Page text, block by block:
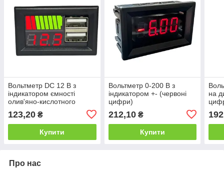
Вольтметр DC 12 В з
індикатором ємності
олив'яно-кислотного
портами заряджання
(червоні цифри)
123,20 ₴
Купити
Вольтметр 0-200 В з
індикатором +- (червоні
цифри)
212,10₴
Купити
на
Про нас